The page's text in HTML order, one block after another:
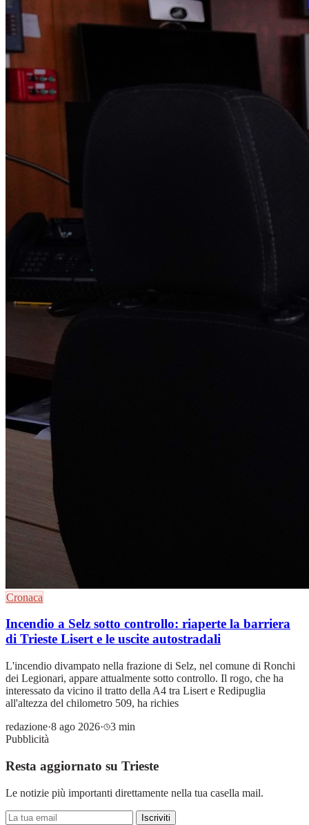
Cronaca
Incendio a Selz sotto controllo: riaperte la barriera
di Trieste Lisert e le uscite autostradali
L'incendio divampato nella frazione di Selz, nel comune di Ronchi
dei Legionari, appare attualmente sotto controllo. Il rogo, che ha
interessato da vicino il tratto della A4 tra Lisert e Redipuglia
all'altezza del chilometro 509, ha richies
redazione·8 ago 2026·
3 min
Pubblicità
Resta aggiornato su Trieste
Le notizie più importanti direttamente nella tua casella mail.
Iscriviti